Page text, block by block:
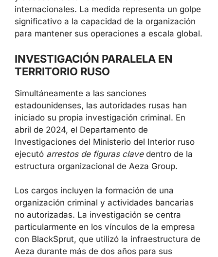
internacionales. La medida representa un golpe
significativo a la capacidad de la organización
para mantener sus operaciones a escala global.
INVESTIGACIÓN PARALELA EN
TERRITORIO RUSO
Simultáneamente a las sanciones
estadounidenses, las autoridades rusas han
iniciado su propia investigación criminal. En
abril de 2024, el Departamento de
Investigaciones del Ministerio del Interior ruso
ejecutó arrestos de figuras clavedentro de la
estructura organizacional de Aeza Group.
Los cargos incluyen la formación de una
organización criminal y actividades bancarias
no autorizadas. La investigación se centra
particularmente en los vínculos de la empresa
con BlackSprut, que utilizó la infraestructura de
Aeza durante más de dos años para sus